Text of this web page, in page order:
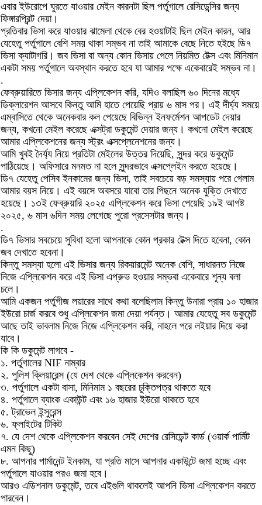
এবার ইউরোপে ঘুরতে যাওয়ার মেইন কারনটা ছিল পর্তুগালে রেসিডেন্সির জন্য
ফিঙ্গারপ্রিন্ট দেয়া।
প্রতিবার ভিসা করে যাওয়ার ঝামেলা থেকে বের হওয়াটাই ছিল মেইন কারন, আর
যেহেতু পর্তুগালে বেশি সময় থাকা সম্ভব না তাই আমাকে বেছে নিতে হইছে ডি৭
ভিসা ক্যাটাগরি। জব ভিসা বা অন্য কোন ভিসায় গেলে নিয়মিত টেক্স এবং মিনিমান
একটা সময় পর্তুগালে অবস্থান করতে হবে যা আমার পক্ষে একেবারেই সম্ভব না।
.
ফেব্রুয়ারিতে ভিসার জন্য এপ্লিকেশন করি, যদিও বলাছিল ৬০ দিনের মধ্যে
ডিক্লারেশন আসবে কিন্তু আমি হাতে পেয়েছি প্রায় ৬ মাস পর। এই দীর্ঘ্য সময়ে
এম্বাসিতে থেকে অনেকবার কল পেয়েছে বিভিন্ন ইনফর্মেশন আপডেট দেয়ার
জন্য, কখনো মেইল করেছে এক্সট্রা ডকুমেন্ট দেয়ার জন্য। কখনো মেইল করেছে
আমার এপ্লিকেশনের জন্য স্ট্রং এক্সপ্লেনেশনের জন্য।
আমি খুবই দৈর্য্য নিয়ে প্রতিটা মেইলের উত্তর দিয়েছি, সুন্দর করে ডকুমেন্ট
পাঠিয়েছে। অফিসারে মনমত না হলে সুন্দরভাবে এক্সপ্লেইন করতে হয়েছে।
ডি৭ যেহেতু পেসিব ইনকামের জন্য ভিসা, তাই সবচেয়ে বড় সমস্যায় পরে গেলাম
আমার বয়স নিয়ে। এই বয়সে অবসরে যাবো তার পিছনে অনেক যুক্তি দেখাতে
হয়েছে। ১৩ই ফেব্রুয়ারি ২০২৫ এপ্লিকেশন করে ভিসা পেয়েছি ১৯ই আগষ্ট
২০২৫, ৬ মাস ৬দিন সময় লেগেছে পুরো প্রসেসটার জন্য।
.
ডি৭ ভিসার সবচেয়ে সুবিধা হলো আপনাকে কোন প্রকার টেক্স দিতে হবেনা, কোন
জব দেখাতে হবেনা।
কিন্তু সমস্যা হলো এই ভিসার জন্য রিকয়ারমেন্ট অনেক বেশি, সাধারনত নিজে
নিজে এপ্লিকেশন করে এই ভিসা এপ্রুভ হওয়ার সম্ভবা একেবারে শূন্য বলা
চলে।
আমি একজন পর্তুগীজ লয়ারের সাথে কথা বলেছিলাম কিন্তু উনারা প্রায় ১০ হাজার
ইউরো চার্জ করবে শুধু এপ্লিকেশন জমা দেয়া পর্যন্ত। আমার যেহেতু সব ডকুমেন্ট
আছে তাই ভাবলাম নিজে নিজে এপ্লিকেশন করি, নাহলে পরে লইয়ার দিয়ে করা
যাবে।
কি কি ডকুমেন্ট লাগবে -
১. পর্তুগালের NIF নাম্বার
২. পুলিশ ক্লিয়ারেন্স (যে দেশ থেকে এপ্লিকেশন করবেন)
৩. পর্তুগালে একটা বাসা, মিনিমাম ১ বছরের চুক্তিপত্র থাকতে হবে
৪. পর্তুগালে ব্যাংক একাউন্ট এবং ১৬ হাজার ইউরো থাকতে হবে
৫. ট্রাভেল ইন্সুরেন্স
৬. ফ্লাইটের টিকিট
৭. যে দেশ থেকে এপ্লিকেশন করবেন সেই দেশের রেসিডেন্ট কার্ড (ওয়ার্ক পার্মিট
এমন কিছু)
৮. আপনার পার্মানেন্ট ইনকাম, যা প্রতি মাসে আপনার একাউন্টে জমা হচ্ছে এবং
পর্তুগালে যাওয়ার পরও জমা হবে।
আরও এডিশনাল ডকুমেন্ট, তবে এইগুলি থাকলেই আপনি ভিসা এপ্লিকেশন করতে
পারবেন।